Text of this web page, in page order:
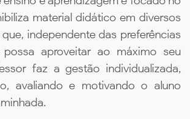
material didático em diversos
independente das preferências
aproveitar ao máximo seu
faz a gestão individualizada,
avaliando e motivando o aluno